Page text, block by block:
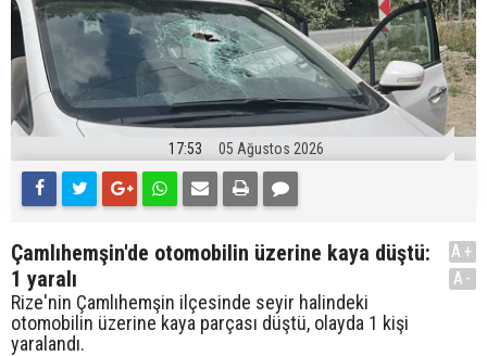
17:53 05 Ağustos 2026
Çamlıhemşin'de otomobilin üzerine kaya düştü:
1 yaralı
Rize'nin Çamlıhemşin ilçesinde seyir halindeki
otomobilin üzerine kaya parçası düştü, olayda 1 kişi
yaralandı.
A+
A-